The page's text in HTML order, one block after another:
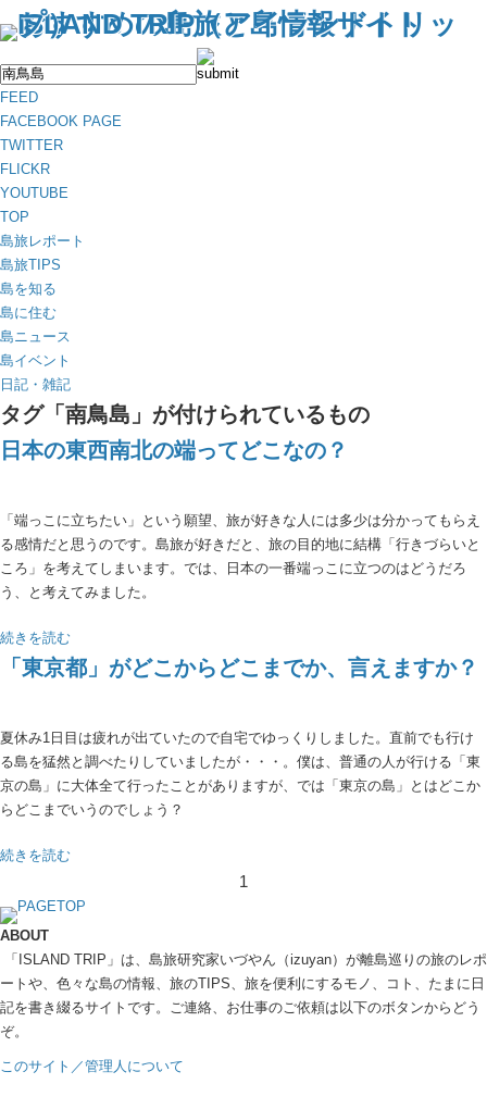
FEED
FACEBOOK PAGE
TWITTER
FLICKR
YOUTUBE
TOP
島旅レポート
島旅TIPS
島を知る
島に住む
島ニュース
島イベント
日記・雑記
タグ「南鳥島」が付けられているもの
日本の東西南北の端ってどこなの？
「端っこに立ちたい」という願望、旅が好きな人には多少は分かってもらえ
る感情だと思うのです。島旅が好きだと、旅の目的地に結構「行きづらいと
ころ」を考えてしまいます。では、日本の一番端っこに立つのはどうだろ
う、と考えてみました。
続きを読む
「東京都」がどこからどこまでか、言えますか？
夏休み1日目は疲れが出ていたので自宅でゆっくりしました。直前でも行け
る島を猛然と調べたりしていましたが・・・。僕は、普通の人が行ける「東
京の島」に大体全て行ったことがありますが、では「東京の島」とはどこか
らどこまでいうのでしょう？
続きを読む
1
ABOUT
「ISLAND TRIP」は、島旅研究家いづやん（izuyan）が離島巡りの旅のレポ
ートや、色々な島の情報、旅のTIPS、旅を便利にするモノ、コト、たまに日
記を書き綴るサイトです。ご連絡、お仕事のご依頼は以下のボタンからどう
ぞ。
このサイト／管理人について